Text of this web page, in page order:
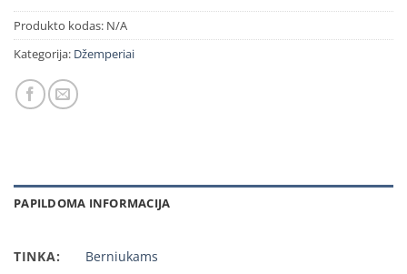
Produkto kodas: N/A
Kategorija: Džemperiai
PAPILDOMA INFORMACIJA
TINKA: Berniukams